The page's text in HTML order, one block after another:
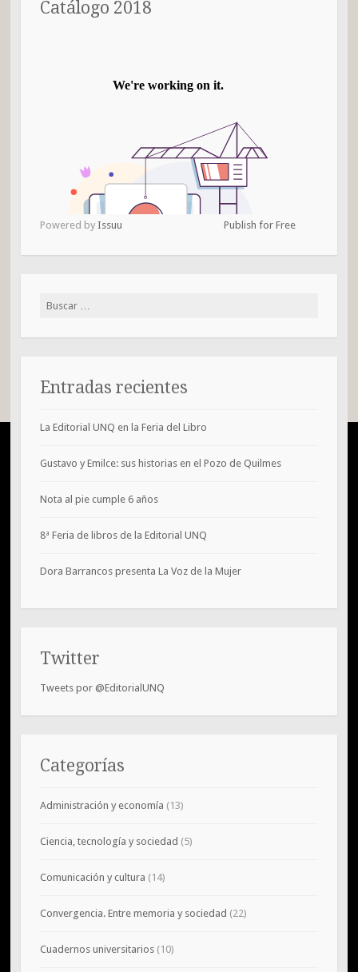
Catálogo 2018
Powered by Issuu Publish for Free
Buscar:
Entradas recientes
La Editorial UNQ en la Feria del Libro
Gustavo y Emilce: sus historias en el Pozo de Quilmes
Nota al pie cumple 6 años
8ª Feria de libros de la Editorial UNQ
Dora Barrancos presenta La Voz de la Mujer
Twitter
Tweets por @EditorialUNQ
Categorías
Administración y economía (13)
Ciencia, tecnología y sociedad (5)
Comunicación y cultura (14)
Convergencia. Entre memoria y sociedad (22)
Cuadernos universitarios(10)